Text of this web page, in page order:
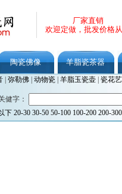
厂家直销
欢迎定做，批发价格
陶瓷佛像 羊脂瓷茶器
| 弥勒佛| 动物瓷| 羊脂玉瓷壶| 瓷花
健字：
下 20-30 30-50 50-100 100-200 200-300